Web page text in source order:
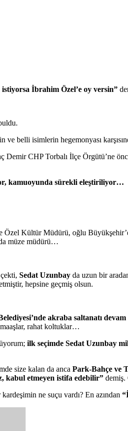
İbrahim Özel’e oy versin”
belli isimlerin hegemonyası
Demir CHP Torbalı İlçe Örgütü’ne
kamuoyunda sürekli eleştiriliyor…
Özel Kültür Müdürü, oğlu
müze müdürü…
Sedat Uzunbay da uzun bir
hepsine geçmiş olsun.
akraba saltanatı
maaşlar, rahat koltuklar…
ilk seçimde Sedat Uzunbay
size kalan da anca Park-Bahçe ve
kabul etmeyen istifa edebilir”
ne suçu vardı? En azından